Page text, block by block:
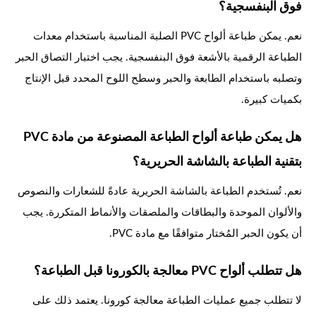
فوق البنفسجية؟
نعم. يمكن طباعة ألواح PVC الصلبة المناسبة باستخدام معدات
الطباعة الرقمية بالأشعة فوق البنفسجية. يجب اختبار التصاق الحبر
وتصلبه باستخدام الطابعة والحبر وسطح اللوح المحدد قبل الإنتاج
بكميات كبيرة.
هل يمكن طباعة ألواح الطباعة المصنوعة من مادة PVC
بتقنية الطباعة بالشاشة الحريرية؟
نعم. تُستخدم الطباعة بالشاشة الحريرية عادةً للشعارات والنصوص
والألوان الموحدة والبطاقات والملصقات والأنماط المتكررة. يجب
أن يكون الحبر المُختار متوافقًا مع مادة PVC.
هل تتطلب ألواح PVC معالجة بالكورونا قبل الطباعة؟
لا تتطلب جميع عمليات الطباعة معالجة كورونا. يعتمد ذلك على